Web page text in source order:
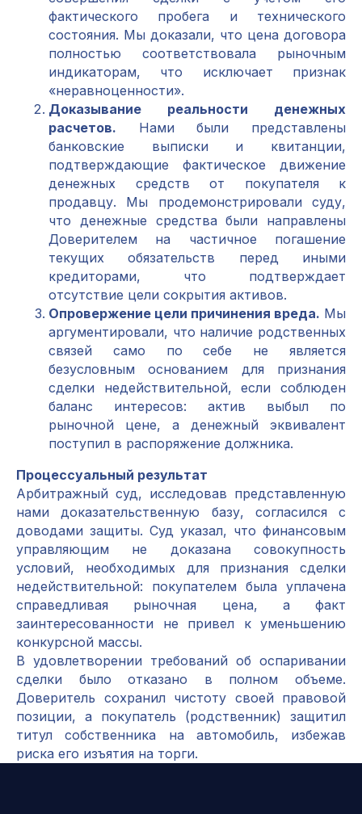
фактического пробега и технического
состояния. Мы доказали, что цена договора
полностью соответствовала рыночным
индикаторам, что исключает признак
«неравноценности».
Доказывание реальности денежных
расчетов. Нами были представлены
банковские выписки и квитанции,
подтверждающие фактическое движение
денежных средств от покупателя к
продавцу. Мы продемонстрировали суду,
что денежные средства были направлены
Доверителем на частичное погашение
текущих обязательств перед иными
кредиторами, что подтверждает
отсутствие цели сокрытия активов.
Опровержение цели причинения вреда. Мы
аргументировали, что наличие родственных
связей само по себе не является
безусловным основанием для признания
сделки недействительной, если соблюден
баланс интересов: актив выбыл по
рыночной цене, а денежный эквивалент
поступил в распоряжение должника.
Процессуальный результат
Арбитражный суд, исследовав представленную
нами доказательственную базу, согласился с
доводами защиты. Суд указал, что финансовым
управляющим не доказана совокупность
условий, необходимых для признания сделки
недействительной: покупателем была уплачена
справедливая рыночная цена, а факт
заинтересованности не привел к уменьшению
конкурсной массы.
В удовлетворении требований об оспаривании
сделки было отказано в полном объеме.
Доверитель сохранил чистоту своей правовой
позиции, а покупатель (родственник) защитил
титул собственника на автомобиль, избежав
риска его изъятия на торги.